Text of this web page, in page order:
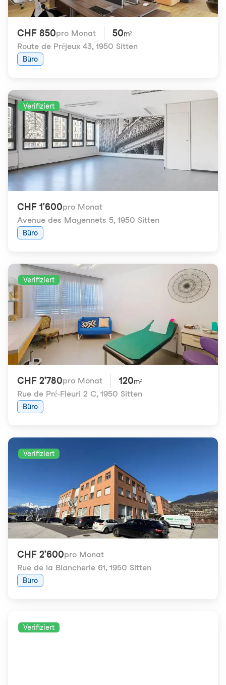
CHF 850pro Monat 50m²
Route de Préjeux 43, 1950 Sitten
Büro
Verifiziert
CHF 1'600pro Monat
Avenue des Mayennets 5, 1950 Sitten
Büro
Verifiziert
CHF 2'780pro Monat 120m²
Rue de Pré-Fleuri 2 C, 1950 Sitten
Büro
Verifiziert
CHF 2'600pro Monat
Rue de la Blancherie 61, 1950 Sitten
Büro
Verifiziert